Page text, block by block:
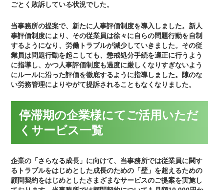
ごとく敗訴している状況でした。
当事務所の提案で、新たに人事評価制度を導入しました。新人
事評価制度により、その従業員は徐々に自らの問題行動を自制
するようになり、労働トラブルが減少していきました。その従
業員は問題行動を起こしても、懲戒処分手続を適正に行うよう
に指導し、かつ人事評価制度も過度に厳しくなりすぎないよう
にルールに沿った評価を徹底するように指導しました。隙のな
い労務管理によりやがて提訴されることもなくなりました。
停滞期の企業様にてご活用いただ
くサービス一覧
企業の「さらなる成長」に向けて、当事務所では従業員に関す
るトラブルをはじめとした成長のための「壁」を超えるための
顧問契約をはじめとしたさまざまなサービスのご提案を実施し